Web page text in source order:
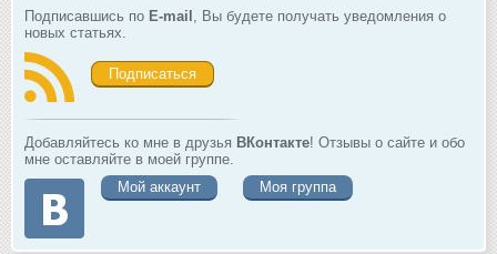
Подписавшись по E-mail
, Вы будете получать уведомления о
новых статьях.
Подписаться
Добавляйтесь ко мне в друзья ВКонтакте! Отзывы о сайте и обо
мне оставляйте в моей группе.
Мой аккаунт
Моя группа